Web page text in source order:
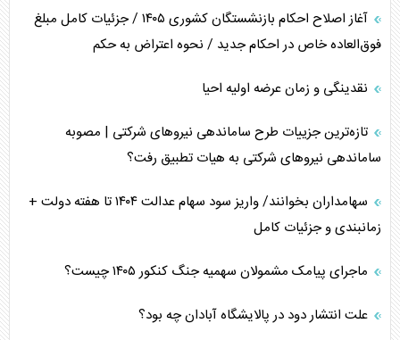
تأثیر جنگ ایران و آمریکا بر اقتصاد جهانی
آغاز اصلاح احکام بازنشستگان کشوری ۱۴۰۵ / جزئیات کامل مبلغ
فوق‌العاده خاص در احکام جدید / نحوه اعتراض به حکم
نقدینگی و زمان عرضه اولیه احیا
تازه‌ترین جزییات طرح ساماندهی نیرو‌های شرکتی | مصوبه
ساماندهی نیرو‌های شرکتی به هیات تطبیق رفت؟
سهامداران بخوانند/ واریز سود سهام عدالت ۱۴۰۴ تا هفته دولت +
زمانبندی و جزئیات کامل
ماجرای پیامک مشمولان سهمیه جنگ کنکور ۱۴۰۵ چیست؟
علت انتشار دود در پالایشگاه آبادان چه بود؟